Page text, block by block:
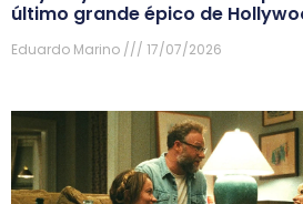
último grande épico de
Eduardo Marino 17/07/2026